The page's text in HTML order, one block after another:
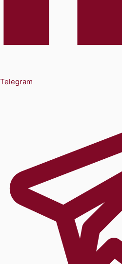
Telegram